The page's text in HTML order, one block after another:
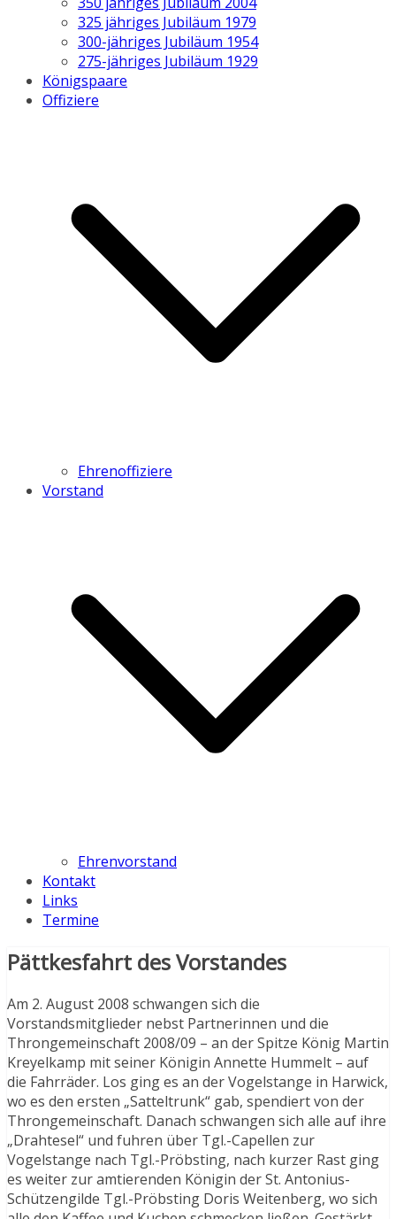
325 jähriges Jubiläum 1979
300-jähriges Jubiläum 1954
275-jähriges Jubiläum 1929
Königspaare
Offiziere
Ehrenoffiziere
Vorstand
Ehrenvorstand
Kontakt
Links
Termine
Pättkesfahrt des Vorstandes
Am 2. August 2008 schwangen sich die
Vorstandsmitglieder nebst Partnerinnen und die
Throngemeinschaft 2008/09 – an der Spitze König Martin
Kreyelkamp mit seiner Königin Annette Hummelt – auf
die Fahrräder. Los ging es an der Vogelstange in Harwick,
wo es den ersten „Satteltrunk“ gab, spendiert von der
Throngemeinschaft. Danach schwangen sich alle auf ihre
„Drahtesel“ und fuhren über Tgl.-Capellen zur
Vogelstange nach Tgl.-Pröbsting, nach kurzer Rast ging
es weiter zur amtierenden Königin der St. Antonius-
Schützengilde Tgl.-Pröbsting Doris Weitenberg, wo sich